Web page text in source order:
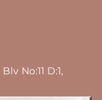
No:11 D:1,